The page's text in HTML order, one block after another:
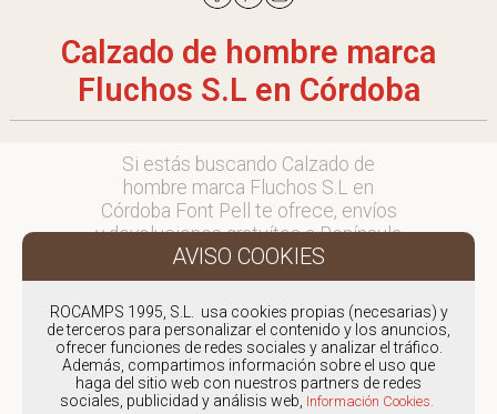
Calzado de hombre marca
Fluchos S.L en Córdoba
Si estás buscando Calzado de
hombre marca Fluchos S.L en
Córdoba Font Pell te ofrece, envíos
y devoluciones gratuítos a Península
y Baleares, para otros destinos
consultar
en comercial@fontpell.com.
Los envíos a Córdoba gestionados
entre semana se entregarán en
menos de 48 horas; los pedidos
ROCAMPS 1995, S.L. usa cookies propias (necesarias) y
de terceros para personalizar el contenido y los anuncios,
ofrecer funciones de redes sociales y analizar el tráfico.
Además, compartimos información sobre el uso que
haga del sitio web con nuestros partners de redes
sociales, publicidad y análisis web, Información Cookies.